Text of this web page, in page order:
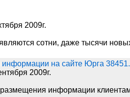
2009г.
сотни, даже тысячи
на сайте Юрга
2009г.
размещения информации